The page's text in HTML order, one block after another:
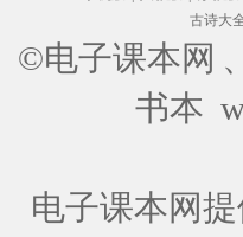
古诗大
©电子课本网
书本
电子课本网